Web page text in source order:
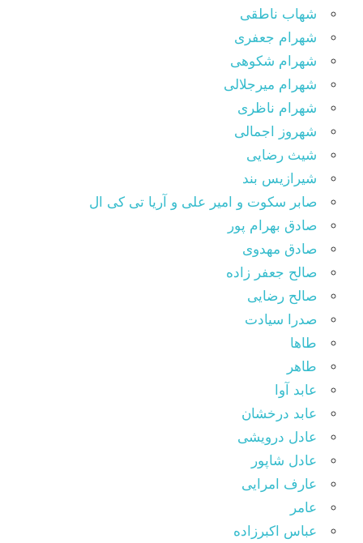
شهاب ناطقی
شهرام جعفری
شهرام شکوهی
شهرام میرجلالی
شهرام ناظری
شهروز اجمالی
شیث رضایی
شیرازیس بند
صابر سکوت و امیر علی و آریا تی کی ال
صادق بهرام پور
صادق مهدوی
صالح جعفر زاده
صالح رضایی
صدرا سیادت
طاها
طاهر
عابد آوا
عابد درخشان
عادل درویشی
عادل شاپور
عارف امرایی
عامر
عباس اکبرزاده